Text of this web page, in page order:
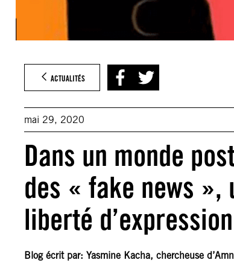
ACTUALITÉS
mai 29, 2020
Dans un monde
des « fake news »,
liberté
Blog écrit par: Yasmine Kacha, chercheuse